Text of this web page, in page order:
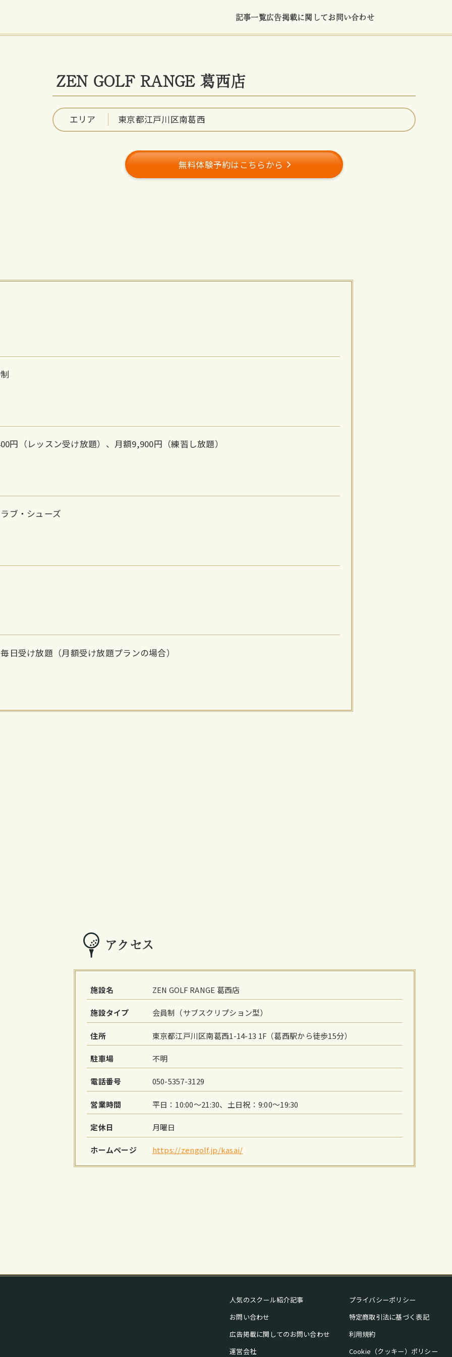
記事一覧広告掲載に関してお問い合わせ
ZEN GOLF RANGE 葛西店
エリア 東京都江戸川区南葛西
無料体験予約はこちらから
円（レッスン受け放題）、月額9,900円（練習し放題）
ブ・シューズ
日受け放題（月額受け放題プランの場合）
アクセス
施設名 ZEN GOLF RANGE 葛西店
施設タイプ 会員制（サブスクリプション型）
住所 東京都江戸川区南葛西1-14-13 1F（葛西駅から徒歩15分）
駐車場 不明
電話番号 050-5357-3129
営業時間 平日：10:00～21:30、土日祝：9:00～19:30
定休日 月曜日
ホームページ https://zengolf.jp/kasai/
人気のスクール紹介記事
お問い合わせ
広告掲載に関してのお問い合わせ
運営会社
プライバシーポリシー
特定商取引法に基づく表記
利用規約
Cookie（クッキー）ポリシー